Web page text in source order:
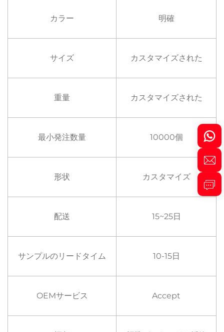
カラー 明確
サイズ カスタマイズされた
重量 カスタマイズされた
最小発注数量 10000個
形状 カスタマイズ
配送 15~25日
サンプルのリードタイム 10-15日
OEMサービス Accept